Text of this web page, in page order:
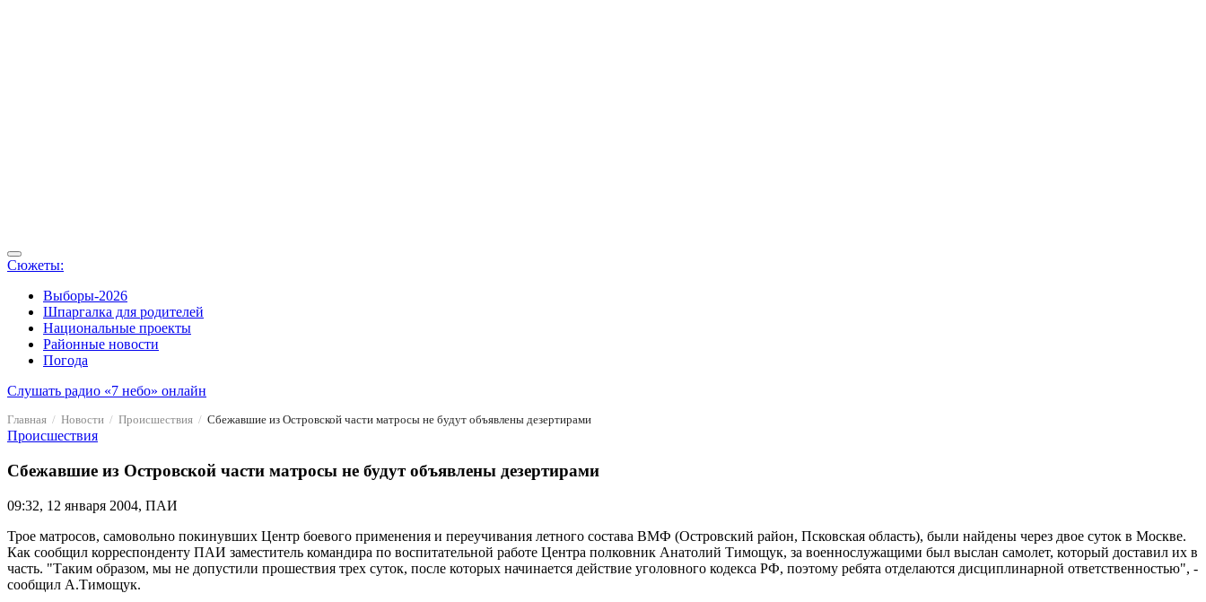
Сюжеты:
Выборы-2026
Шпаргалка для родителей
Национальные проекты
Районные новости
Погода
Слушать радио «7 небо» онлайн
Главная Новости Происшествия Сбежавшие из Островской части матросы не будут объявлены дезертирами
Происшествия
Сбежавшие из Островской части матросы не будут объявлены дезертирами
09:32, 12 января 2004, ПАИ
Трое матросов, самовольно покинувших Центр боевого применения и переучивания летного состава ВМФ (Островский район, Псковская область), были найдены через двое суток в Москве.
Как сообщил корреспонденту ПАИ заместитель командира по воспитательной работе Центра полковник Анатолий Тимощук, за военнослужащими был выслан самолет, который доставил их в
часть. "Таким образом, мы не допустили прошествия трех суток, после которых начинается действие уголовного кодекса РФ, поэтому ребята отделаются дисциплинарной ответственностью", -
сообщил А.Тимощук.